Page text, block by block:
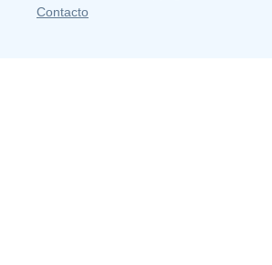
Contacto